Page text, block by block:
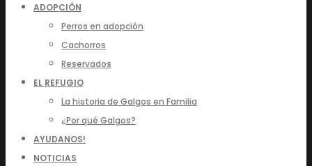
ADOPCIÓN
Perros en adopción
Cachorros
Reservados
EL REFUGIO
La historia de Galgos en Familia
¿Por qué Galgos?
AYUDANOS!
NOTICIAS